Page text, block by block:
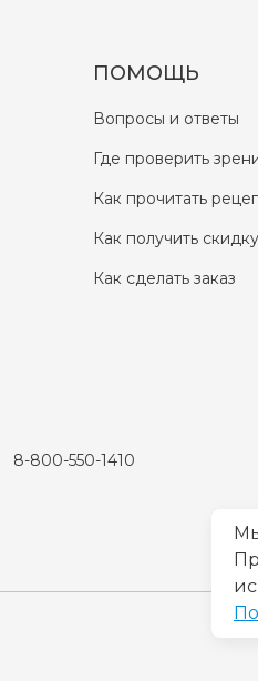
ПОМОЩЬ
Вопросы и ответы
Где проверить
Как прочитать
Как получить скидку
Как сделать заказ
8-800-550-1410